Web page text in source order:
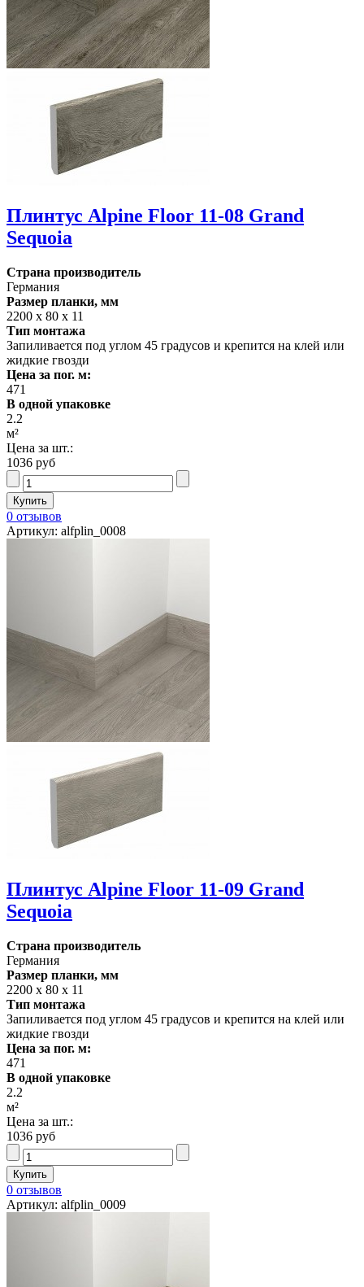
Плинтус Alpine Floor 11-08 Grand
Sequoia
Страна производитель
Германия
Размер планки, мм
2200 х 80 х 11
Тип монтажа
Запиливается под углом 45 градусов и крепится на клей или
жидкие гвозди
Цена за пог. м:
471
В одной упаковке
2.2
м²
Цена за шт.:
1036 руб
0 отзывов
Артикул: alfplin_0008
Плинтус Alpine Floor 11-09 Grand
Sequoia
Страна производитель
Германия
Размер планки, мм
2200 х 80 х 11
Тип монтажа
Запиливается под углом 45 градусов и крепится на клей или
жидкие гвозди
Цена за пог. м:
471
В одной упаковке
2.2
м²
Цена за шт.:
1036 руб
0 отзывов
Артикул: alfplin_0009